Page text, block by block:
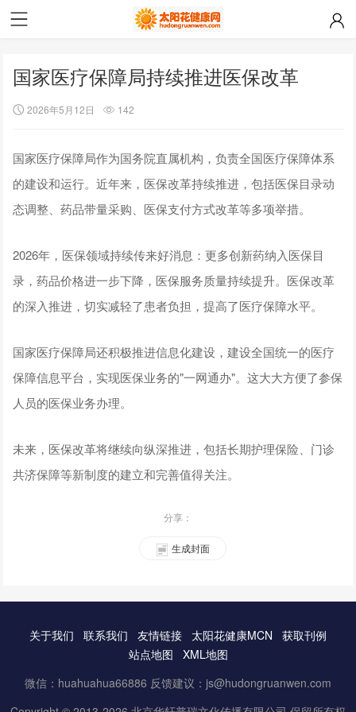
国家医疗保障局持续推进医保改革
2026年5月12日 142
国家医疗保障局作为国务院直属机构，负责全国医疗保障体系
的建设和运行。近年来，医保改革持续推进，包括医保目录动
态调整、药品带量采购、医保支付方式改革等多项举措。
2026年，医保领域持续传来好消息：更多创新药纳入医保目
录，药品价格进一步下降，医保服务质量持续提升。医保改革
的深入推进，切实减轻了患者负担，提高了医疗保障水平。
国家医疗保障局还积极推进信息化建设，建设全国统一的医疗
保障信息平台，实现医保业务的"一网通办"。这大大方便了参保
人员的医保业务办理。
未来，医保改革将继续向纵深推进，包括长期护理保险、门诊
共济保障等新制度的建立和完善值得关注。
分享：
生成封面
关于我们 联系我们 友情链接 太阳花健康MCN
获取刊例
站点地图
XML地图
微信：huahuahua66886 反馈建议：js@hudongruanwen.com